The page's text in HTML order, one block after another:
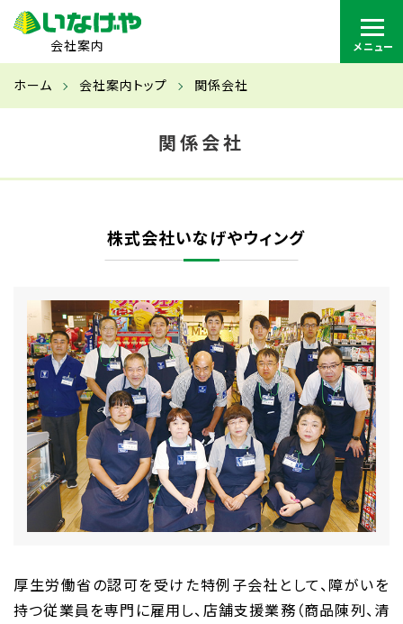
会社案内
ホーム 会社案内トップ 関係会社
関係会社
株式会社いなげやウィング
厚生労働省の認可を受けた特例子会社として、障がいを
持つ従業員を専門に雇用し、店舗支援業務（商品陳列、清